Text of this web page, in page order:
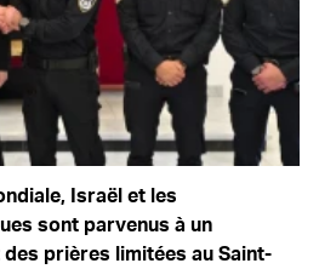
Israël et les
sont parvenus à un
prières limitées au Saint-